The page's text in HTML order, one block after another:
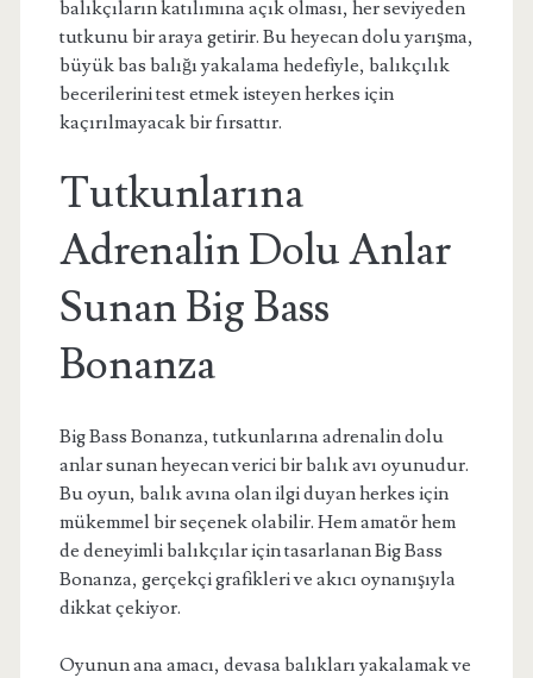
balıkçıların katılımına açık olması, her seviyeden
tutkunu bir araya getirir. Bu heyecan dolu yarışma,
büyük bas balığı yakalama hedefiyle, balıkçılık
becerilerini test etmek isteyen herkes için
kaçırılmayacak bir fırsattır.
Tutkunlarına
Adrenalin Dolu Anlar
Sunan Big Bass
Bonanza
Big Bass Bonanza, tutkunlarına adrenalin dolu
anlar sunan heyecan verici bir balık avı oyunudur.
Bu oyun, balık avına olan ilgi duyan herkes için
mükemmel bir seçenek olabilir. Hem amatör hem
de deneyimli balıkçılar için tasarlanan Big Bass
Bonanza, gerçekçi grafikleri ve akıcı oynanışıyla
dikkat çekiyor.
Oyunun ana amacı, devasa balıkları yakalamak ve